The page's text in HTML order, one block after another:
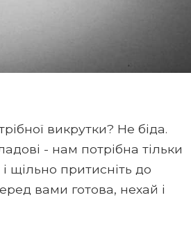
викрутки? Не біда.
- нам потрібна тільки
щільно притисніть до
вами готова, нехай і